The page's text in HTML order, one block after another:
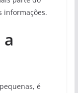
informações.
é